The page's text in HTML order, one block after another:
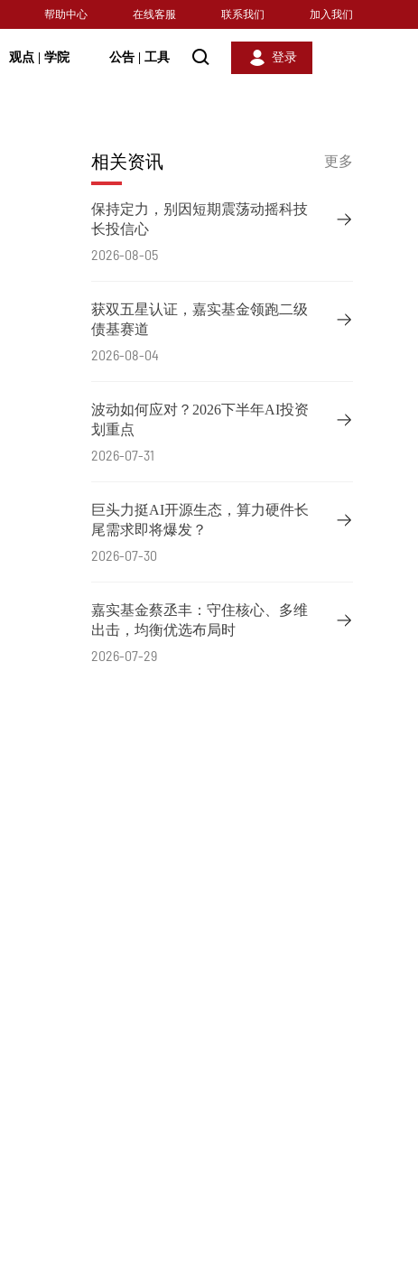
帮助中心 在线客服 联系我们 加入我们
观点 学院 公告 工具 登录
更多
相关资讯
保持定力，别因短期震荡动摇科技
长投信心
2026-08-05
获双五星认证，嘉实基金领跑二级
债基赛道
2026-08-04
波动如何应对？2026下半年AI投资
划重点
2026-07-31
巨头力挺AI开源生态，算力硬件长
尾需求即将爆发？
2026-07-30
嘉实基金蔡丞丰：守住核心、多维
出击，均衡优选布局时
2026-07-29